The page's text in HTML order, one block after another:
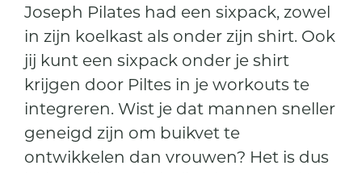
Joseph Pilates had een sixpack, zowel
in zijn koelkast als onder zijn shirt. Ook
jij kunt een sixpack onder je shirt
krijgen door Piltes in je workouts te
integreren. Wist je dat mannen sneller
geneigd zijn om buikvet te
ontwikkelen dan vrouwen? Het is dus